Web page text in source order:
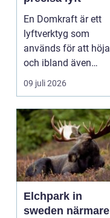
En Domkraft är ett
lyftverktyg som
används för att höja
och ibland även
positionera tunga
objekt, so...
09 juli 2026
Elchpark in
sweden närmare